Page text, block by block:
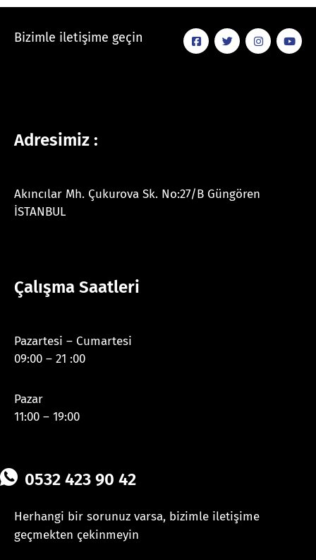
Bizimle iletişime geçin
Adresimiz :
Akıncılar Mh. Çukurova Sk. No:27/B Güngören
İSTANBUL
Çalışma Saatleri
Pazartesi – Cumartesi
09:00 – 21 :00
Pazar
11:00 – 19:00
0532 423 90 42
Herhangi bir sorunuz varsa, bizimle iletişime
geçmekten çekinmeyin